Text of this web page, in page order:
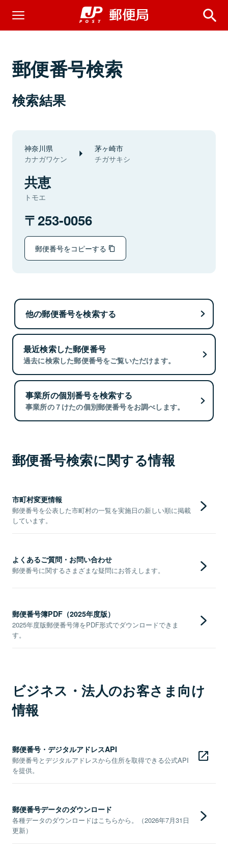
郵便番号検索
検索結果
神奈川県
カナガワケン
茅ヶ崎市
チガサキシ
共恵
トモエ
253-0056
郵便番号をコピーする
他の郵便番号を検索する
最近検索した郵便番号
過去に検索した郵便番号をご覧いただけます。
事業所の個別番号を検索する
事業所の７けたの個別郵便番号をお調べします。
郵便番号検索に関する情報
市町村変更情報
郵便番号を公表した市町村の一覧を実施日の新しい順に掲載
しています。
よくあるご質問・お問い合わせ
郵便番号に関するさまざまな疑問にお答えします。
郵便番号簿PDF（2025年度版）
2025年度版郵便番号簿をPDF形式でダウンロードできま
す。
ビジネス・法人のお客さま向け
情報
郵便番号・デジタルアドレスAPI
郵便番号とデジタルアドレスから住所を取得できる公式API
を提供。
郵便番号データのダウンロード
各種データのダウンロードはこちらから。（2026年7月31日
更新）